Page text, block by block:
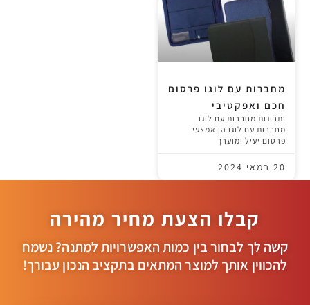
מחברות עם לוגו פרסום
חכם ואפקטיבי
יתרונות מחברות עם לוגו
מחברות עם לוגו הן אמצעי
פרסום יעיל ומוערך
20 במאי 2024
קבלו הצעת מחיר מהירה
קשה לך לבחור בין כמות האפשרויות למתנה? נשמח
להכווין אותך למוצר המתאים בתקציב הנכון עבורך!